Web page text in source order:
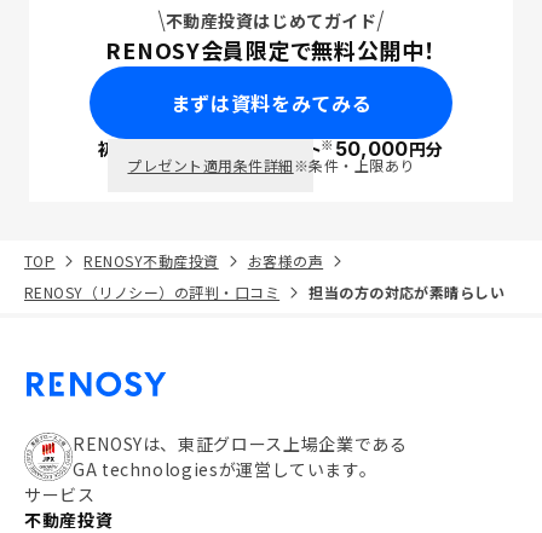
不動産投資はじめてガイド
RENOSY会員限定で無料公開中！
まずは資料をみてみる
初回面談で ポイント※50,000円分
プレゼント適用条件詳細※条件・上限あり
TOP RENOSY不動産投資
お客様の声
RENOSY（リノシー）の評判・口コミ
担当の方の対応が素晴らしい
RENOSYは、東証グロース上場企業である
GA technologiesが運営しています。
サービス
不動産投資